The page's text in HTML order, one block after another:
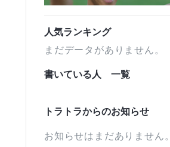
人気ランキング
まだデータがありません。
書いている人 一覧
トラトラからのお知らせ
お知らせはまだありません。